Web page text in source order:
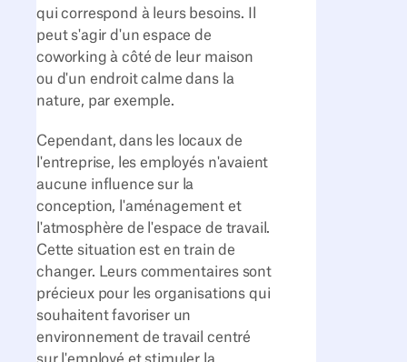
qui correspond à leurs besoins. Il
peut s'agir d'un espace de
coworking à côté de leur maison
ou d'un endroit calme dans la
nature, par exemple.
Cependant, dans les locaux de
l'entreprise, les employés n'avaient
aucune influence sur la
conception, l'aménagement et
l'atmosphère de l'espace de travail.
Cette situation est en train de
changer. Leurs commentaires sont
précieux pour les organisations qui
souhaitent favoriser un
environnement de travail centré